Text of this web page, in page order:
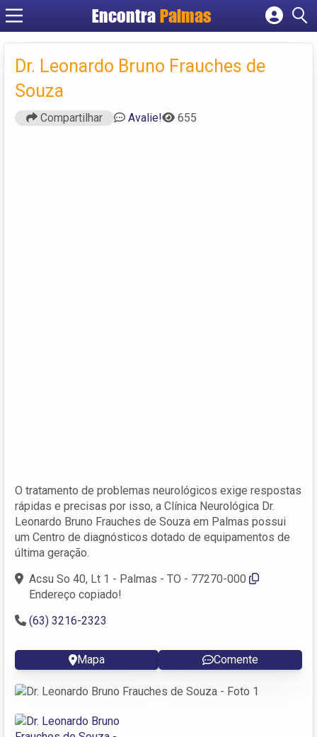
Encontra Palmas
Cadastrar empresa
Criar conta
Dr. Leonardo Bruno Frauches de
Souza
Compartilhar Avalie! 655
O tratamento de problemas neurológicos exige respostas
rápidas e precisas por isso, a Clínica Neurológica Dr.
Leonardo Bruno Frauches de Souza em Palmas possui
um Centro de diagnósticos dotado de equipamentos de
última geração.
Acsu So 40, Lt 1 - Palmas - TO - 77270-000
Endereço copiado!
(63) 3216-2323
Mapa Comente